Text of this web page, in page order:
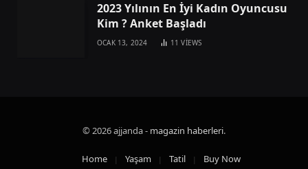
2023 Yılının En İyi Kadın Oyuncusu
Kim ? Anket Başladı
OCAK 13, 2024 11VIEWS
© 2026 ajjanda - magazin haberleri.
Home Yaşam Tatil Buy Now